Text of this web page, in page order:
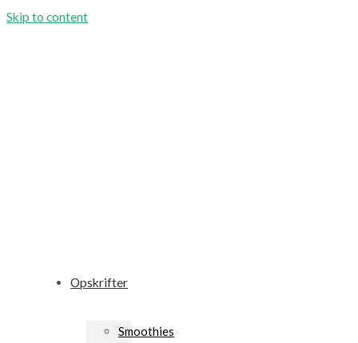
Skip to content
Opskrifter
Smoothies